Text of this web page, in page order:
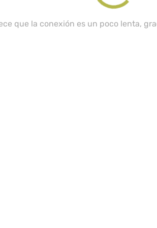
que la conexión es un poco lenta,